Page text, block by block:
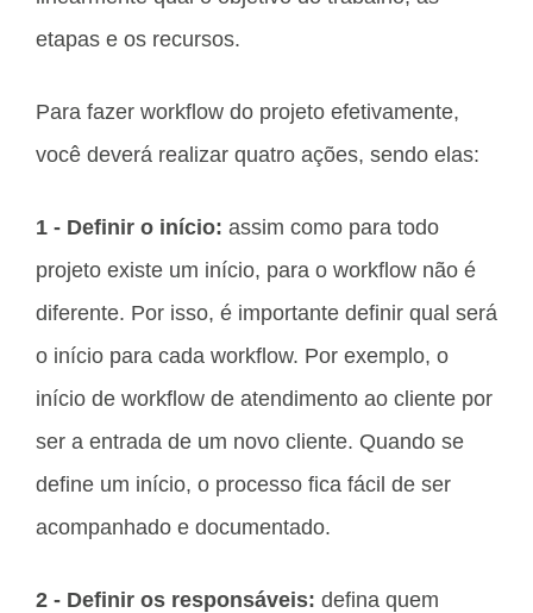
etapas e os recursos.
Para fazer workflow do projeto efetivamente,
você deverá realizar quatro ações, sendo elas:
1 - Definir o início: assim como para todo
projeto existe um início, para o workflow não é
diferente. Por isso, é importante definir qual será
o início para cada workflow. Por exemplo, o
início de workflow de atendimento ao cliente por
ser a entrada de um novo cliente. Quando se
define um início, o processo fica fácil de ser
acompanhado e documentado.
2 - Definir os responsáveis: defina quem